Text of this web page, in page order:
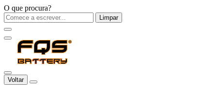
O que procura?
Limpar
Voltar